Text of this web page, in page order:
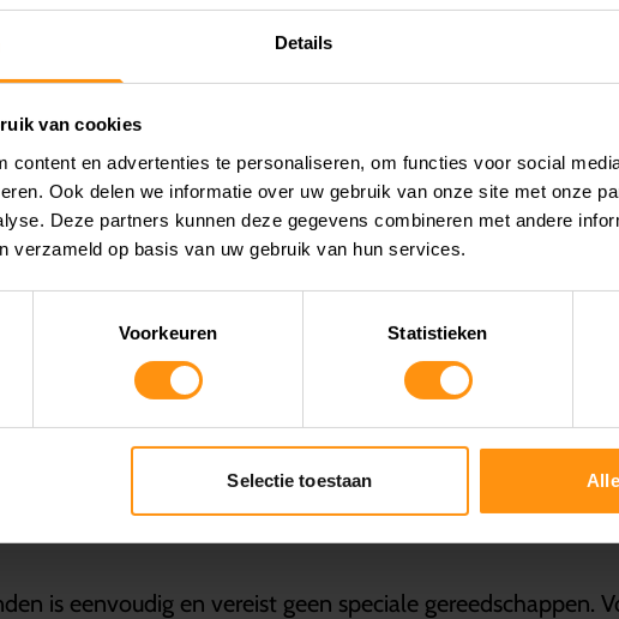
Details
van cookies
content en advertenties te personaliseren, om functies voor social
Ook delen we informatie over uw gebruik van onze site met onze
Deze partners kunnen deze gegevens combineren met andere
verzameld op basis van uw gebruik van hun services.
Voorkeuren Statistieken
Selectie toestaan
Billet Stuuruiteinden eenvoudig te installeren.
billet aluminium, wat zorgt voor een luxueuze
maar ook bestand tegen de elementen, waardoor het
is eenvoudig en vereist geen speciale gereedschappen.